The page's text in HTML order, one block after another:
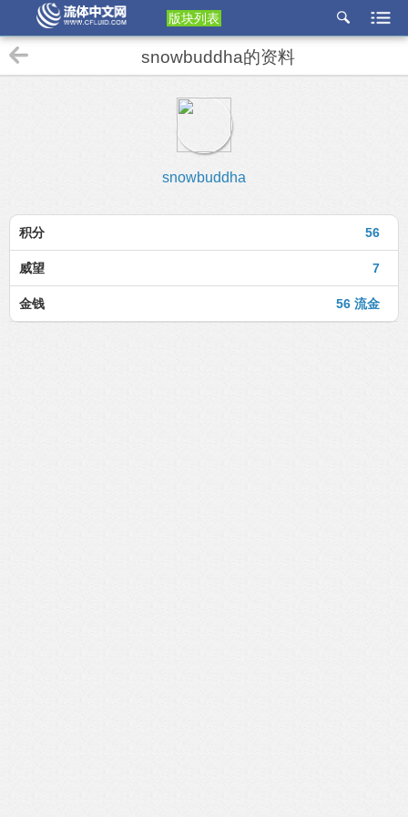
版块列表
etu
snowbuddha的资料
snowbuddha
56
积分
7
威望
56 流金
金钱